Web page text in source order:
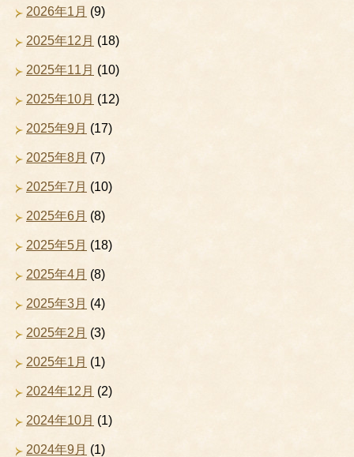
2026年1月 (9)
2025年12月 (18)
2025年11月 (10)
2025年10月 (12)
2025年9月 (17)
2025年8月 (7)
2025年7月 (10)
2025年6月 (8)
2025年5月 (18)
2025年4月 (8)
2025年3月 (4)
2025年2月 (3)
2025年1月 (1)
2024年12月 (2)
2024年10月 (1)
2024年9月 (1)